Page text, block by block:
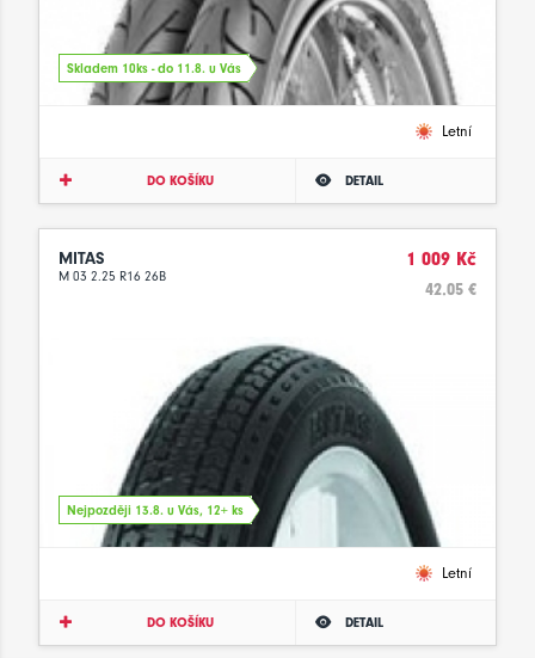
Skladem 10ks - do 11.8. u Vás
Letní
DO KOŠÍKU DETAIL
MITAS
M 03 2.25 R16 26B
1 009 Kč
42.05 €
Nejpozději 13.8. u Vás, 12+ ks
Letní
DO KOŠÍKU DETAIL